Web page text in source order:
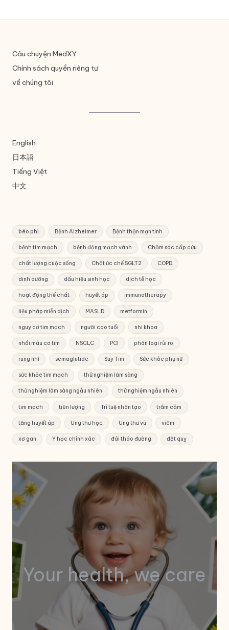
Câu chuyện MedXY
Chính sách quyền riêng tư
về chúng tôi
English
日本語
Tiếng Việt
中文
béo phì Bệnh Alzheimer Bệnh thận mạn tính
bệnh tim mạch bệnh động mạch vành Chăm sóc cấp cứu
chất lượng cuộc sống Chất ức chế SGLT2 COPD
dinh dưỡng dấu hiệu sinh học dịch tễ học
hoạt động thể chất huyết áp immunotherapy
liệu pháp miễn dịch MASLD metformin
nguy cơ tim mạch người cao tuổi nhi khoa
nhồi máu cơ tim NSCLC PCI phân loại rủi ro
rung nhĩ semaglutide Suy Tim Sức khỏe phụ nữ
sức khỏe tim mạch thử nghiệm lâm sàng
thử nghiệm lâm sàng ngẫu nhiên thử nghiệm ngẫu nhiên
tim mạch tiên lượng Trí tuệ nhân tạo trầm cảm
tăng huyết áp Ung thư học Ung thư vú viêm
xơ gan Y học chính xác đái tháo đường đột quỵ
Your health, we care